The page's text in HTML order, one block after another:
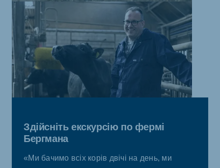
Здійсніть екскурсію по фермі
Бергмана
«Ми бачимо всіх корів двічі на день, ми